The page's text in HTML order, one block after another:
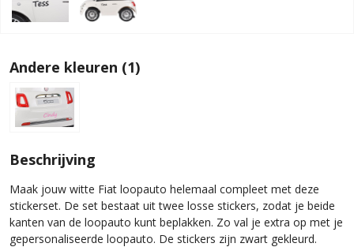
Andere kleuren (1)
Beschrijving
Maak jouw witte Fiat loopauto helemaal compleet met deze
stickerset. De set bestaat uit twee losse stickers, zodat je beide
kanten van de loopauto kunt beplakken. Zo val je extra op met je
gepersonaliseerde loopauto. De stickers zijn zwart gekleurd.